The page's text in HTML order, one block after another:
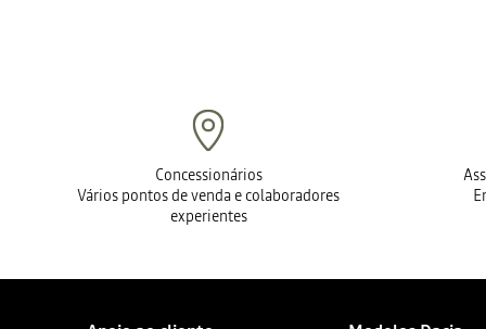
Concessionários
Vários pontos de venda e colaboradores
experientes